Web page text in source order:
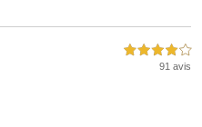
4,0 étoiles sur 5
91 avis